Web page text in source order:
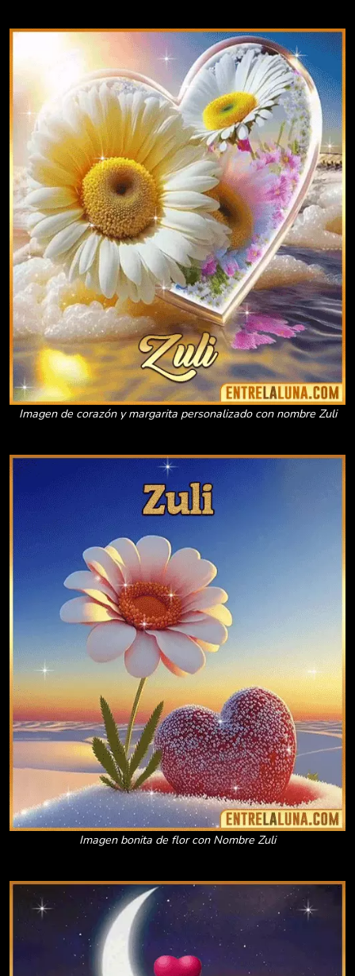
Imagen de corazón y margarita personalizado con nombre Zuli
Imagen bonita de flor con Nombre Zuli